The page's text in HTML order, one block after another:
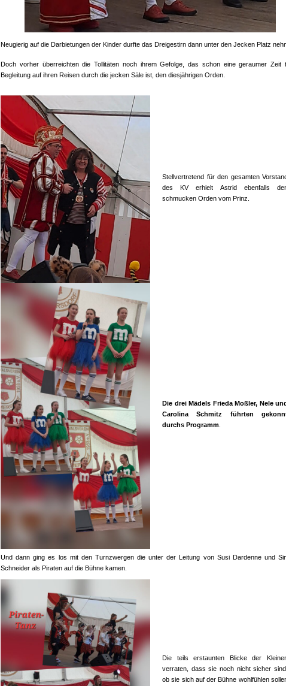
Neugierig auf die Darbietungen der Kinder durfte das Dreigestirn dann unter den Jecken Platz
Doch vorher überreichten die Tollitäten noch ihrem Gefolge, das schon eine geraumer Zeit
Begleitung auf ihren Reisen durch die jecken Säle ist, den diesjährigen Orden.
Stellvertretend für den gesamten
des KV erhielt Astrid ebenfalls
schmucken Orden vom Prinz.
Die drei Mädels Frieda Moßler, Nele
Carolina Schmitz führten
durchs Programm
Und dann ging es los mit den Turnzwergen die unter der Leitung von Susi Dardenne und
Schneider als Piraten auf die Bühne kamen.
Die teils erstaunten Blicke der
verraten, dass sie noch nicht sicher
ob sie sich auf der Bühne wohlfühlen